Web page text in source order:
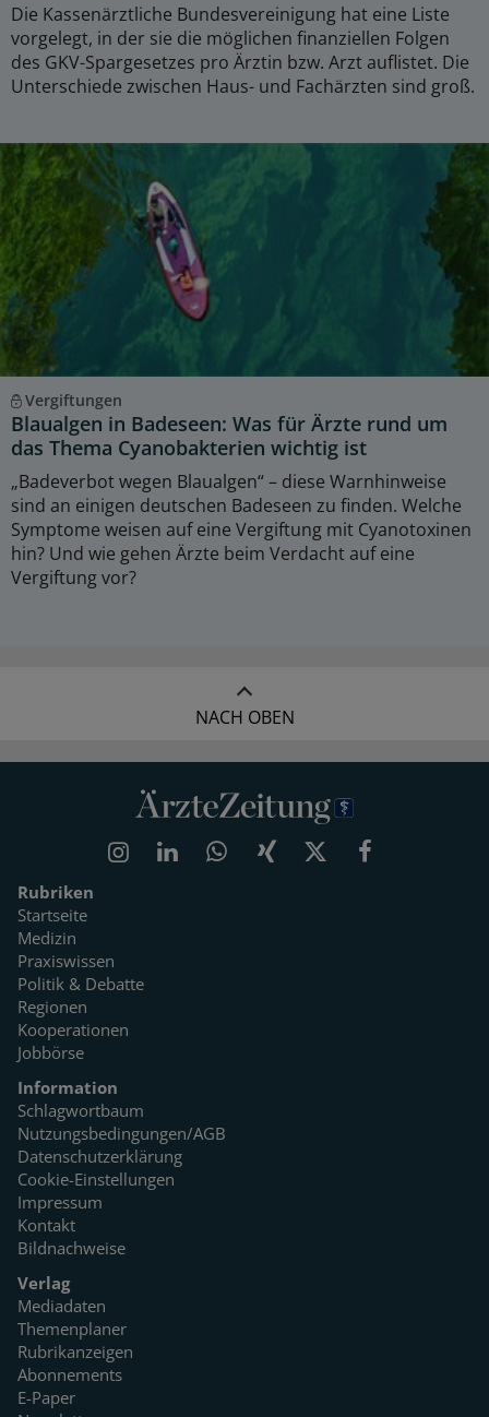
Die Kassenärztliche Bundesvereinigung hat eine Liste
vorgelegt, in der sie die möglichen finanziellen Folgen
des GKV-Spargesetzes pro Ärztin bzw. Arzt auflistet. Die
Unterschiede zwischen Haus- und Fachärzten sind groß.
Vergiftungen
Blaualgen in Badeseen: Was für Ärzte rund um
das Thema Cyanobakterien wichtig ist
„Badeverbot wegen Blaualgen“ – diese Warnhinweise
sind an einigen deutschen Badeseen zu finden. Welche
Symptome weisen auf eine Vergiftung mit Cyanotoxinen
hin? Und wie gehen Ärzte beim Verdacht auf eine
Vergiftung vor?
NACH OBEN
Rubriken
Startseite
Medizin
Praxiswissen
Politik & Debatte
Regionen
Kooperationen
Jobbörse
Information
Schlagwortbaum
Nutzungsbedingungen/AGB
Datenschutzerklärung
Cookie-Einstellungen
Impressum
Kontakt
Bildnachweise
Verlag
Mediadaten
Themenplaner
Rubrikanzeigen
Abonnements
E-Paper